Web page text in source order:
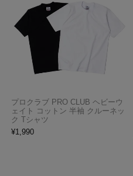
プロクラブ PRO CLUB ヘビーウ
ェイト コットン 半袖 クルーネッ
ク Tシャツ
¥1,990